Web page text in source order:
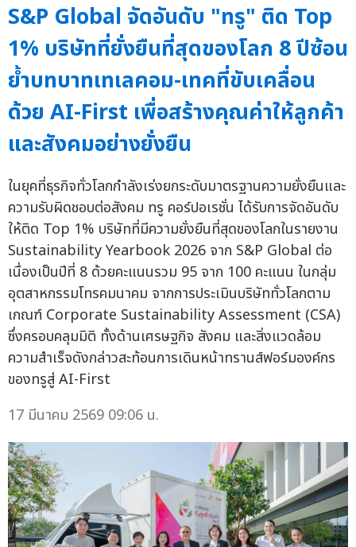
S&P Global จัดอันดับ "ทรู" ติด Top
1% บริษัทที่ยั่งยืนที่สุดของโลก 8 ปีซ้อน
ย้ำบทบาทเทเลคอม-เทคที่ขับเคลื่อน
ด้วย AI-First เพื่อสร้างคุณค่าให้ลูกค้า
และสังคมอย่างยั่งยืน
ในยุคที่ธุรกิจทั่วโลกกำลังเร่งยกระดับมาตรฐานความยั่งยืนและ
ความรับผิดชอบต่อสังคม ทรู คอร์ปอเรชั่น ได้รับการจัดอันดับ
ให้ติด Top 1% บริษัทที่มีความยั่งยืนที่สุดของโลกในรายงาน
Sustainability Yearbook 2026 จาก S&P Global ต่อ
เนื่องเป็นปีที่ 8 ด้วยคะแนนรวม 95 จาก 100 คะแนน ในกลุ่ม
อุตสาหกรรมโทรคมนาคม จากการประเมินบริษัททั่วโลกตาม
เกณฑ์ Corporate Sustainability Assessment (CSA)
ซึ่งครอบคลุมมิติ ทั้งด้านเศรษฐกิจ สังคม และสิ่งแวดล้อม
ความสำเร็จดังกล่าวสะท้อนการเดินหน้าทรานส์ฟอร์มองค์กร
ของทรูสู่ AI-First
17 มีนาคม 2569 09:06 น.